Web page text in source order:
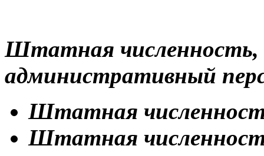
Штатная численность,
административный
Штатная
Штатная